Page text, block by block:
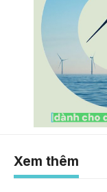
Xem thêm